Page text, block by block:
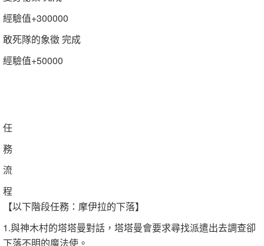
經驗值+300000
敢死隊的象徵 完成
經驗值+50000
任
務
流
程
【以下階段任務：摩伊拉的下落】
1.與神木村的塔塔曼對話，塔塔曼會要求尋找派遣出去調查卻
下落不明的魔法使。